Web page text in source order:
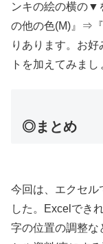
ンキの絵の横の▼
の他の色(M)』⇒
りあります。お
トを加えてみまし
◎まとめ
今回は、エクセル
した。Excelでき
字の位置の調整な